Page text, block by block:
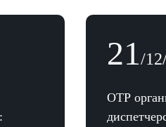
21/
ОТР